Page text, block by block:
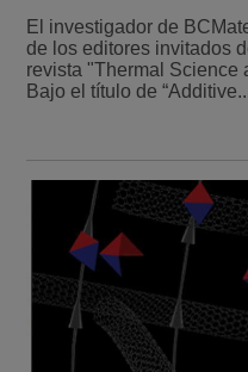
El investigador de
de los editores invitados
revista "Thermal Science
Bajo el título de